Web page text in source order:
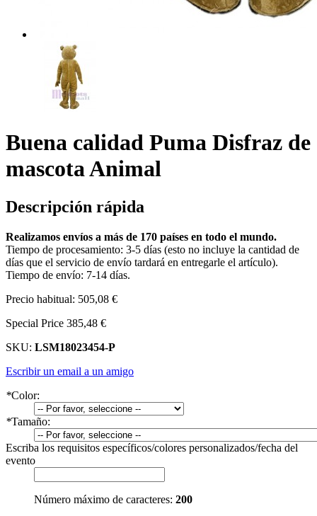
Buena calidad Puma Disfraz de
mascota Animal
Descripción rápida
Realizamos envíos a más de 170 países en todo el mundo.
Tiempo de procesamiento: 3-5 días (esto no incluye la cantidad de
días que el servicio de envío tardará en entregarle el artículo).
Tiempo de envío: 7-14 días.
Precio habitual: 505,08 €
Special Price 385,48 €
SKU: LSM18023454-P
Escribir un email a un amigo
*Color:
*Tamaño:
Escriba los requisitos específicos/colores personalizados/fecha del
evento
Número máximo de caracteres: 200